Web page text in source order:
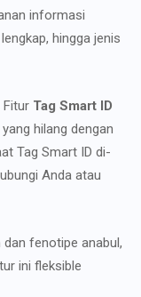
informasi
hingga jenis
Fitur Tag Smart ID
hilang dengan
Tag Smart ID di-
Anda atau
fenotipe anabul,
ini fleksible